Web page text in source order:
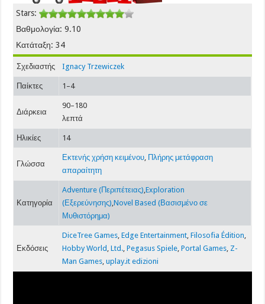
Stars:
Βαθμολογία: 9.10
Κατάταξη: 34
Σχεδιαστής Ignacy Trzewiczek
Παίκτες 1–4
Διάρκεια
90–180
λεπτά
Ηλικίες 14
Γλώσσα
Εκτενής χρήση κειμένου, Πλήρης μετάφραση
απαραίτητη
Κατηγορία
Adventure (Περιπέτειας),Exploration
(Εξερεύνησης),Novel Based (Βασισμένο σε
Μυθιστόρημα)
Εκδόσεις
DiceTree Games,Edge Entertainment,Filosofia Édition,
Hobby World ,Ltd.,Pegasus Spiele,Portal Games, Z-
Man Games,uplay.it edizioni